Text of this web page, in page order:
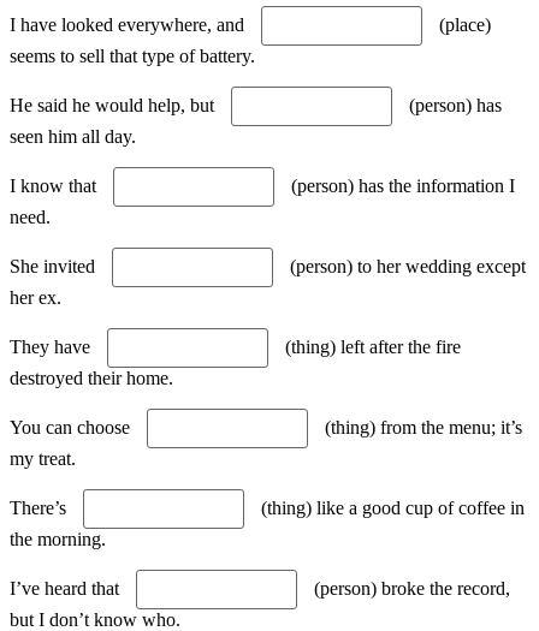
I have looked everywhere, and
(place)
seems to sell that type of battery.
He said he would help, but
(person) has
seen him all day.
I know that
(person) has the information I
need.
She invited
(person) to her wedding except
her ex.
They have
(thing) left after the fire
destroyed their home.
You can choose
(thing) from the menu; it’s
my treat.
There’s
(thing) like a good cup of coffee in
the morning.
I’ve heard that
(person) broke the record,
but I don’t know who.